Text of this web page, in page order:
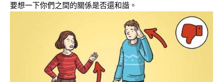
要想一下你們之間的關係是否還和諧。